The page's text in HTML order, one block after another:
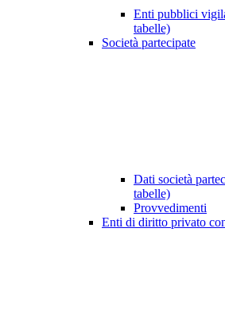
Enti pubblici
tabelle)
Società partecipate
Dati società
tabelle)
Provvedimenti
Enti di diritto privato